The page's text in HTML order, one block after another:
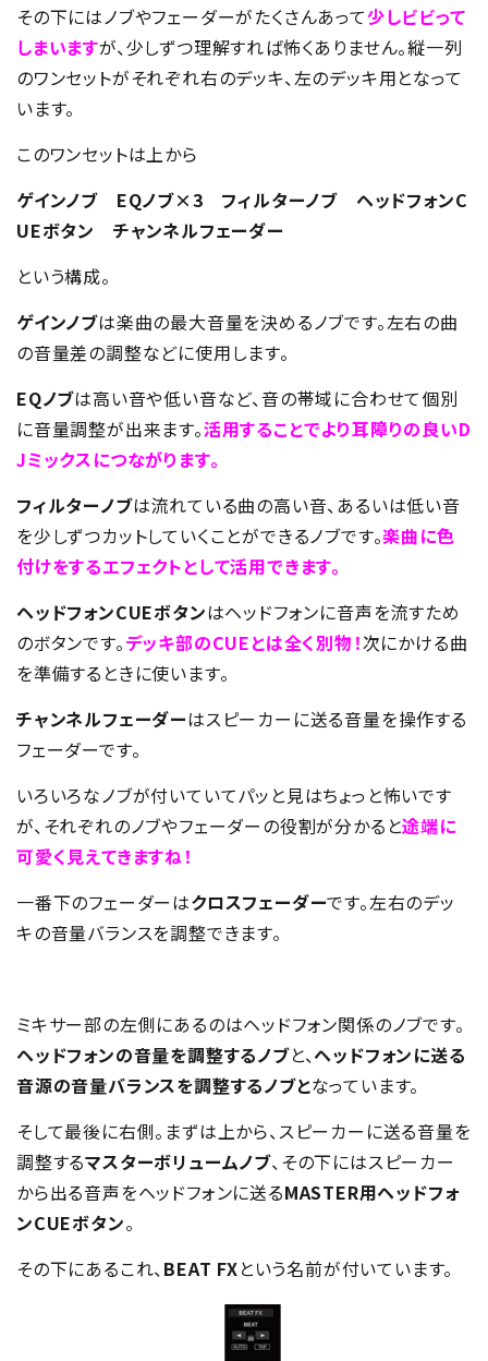
その下にはノブやフェーダーがたくさんあって少しビビって
しまいますが、少しずつ理解すれば怖くありません。縦一列
のワンセットがそれぞれ右のデッキ、左のデッキ用となって
います。
このワンセットは上から
ゲインノブ EQノブ×3 フィルターノブ ヘッドフォンC
UEボタン チャンネルフェーダー
という構成。
ゲインノブは楽曲の最大音量を決めるノブです。左右の曲
の音量差の調整などに使用します。
EQノブは高い音や低い音など、音の帯域に合わせて個別
に音量調整が出来ます。活用することでより耳障りの良いD
Jミックスにつながります。
フィルターノブは流れている曲の高い音、あるいは低い音
を少しずつカットしていくことができるノブです。楽曲に色
付けをするエフェクトとして活用できます。
ヘッドフォンCUEボタンはヘッドフォンに音声を流すため
のボタンです。デッキ部のCUEとは全く別物！次にかける曲
を準備するときに使います。
チャンネルフェーダーはスピーカーに送る音量を操作する
フェーダーです。
いろいろなノブが付いていてパッと見はちょっと怖いです
が、それぞれのノブやフェーダーの役割が分かると途端に
可愛く見えてきますね！
一番下のフェーダーはクロスフェーダーです。左右のデッ
キの音量バランスを調整できます。
ミキサー部の左側にあるのはヘッドフォン関係のノブです。
ヘッドフォンの音量を調整するノブと、ヘッドフォンに送る
音源の音量バランスを調整するノブとなっています。
そして最後に右側。まずは上から、スピーカーに送る音量を
調整するマスターボリュームノブ、その下にはスピーカー
から出る音声をヘッドフォンに送るMASTER用ヘッドフォ
ンCUEボタン。
その下にあるこれ、 BEAT FXという名前が付いています。